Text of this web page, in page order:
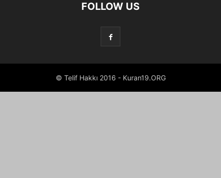
FOLLOW US
© Telif Hakkı 2016 - Kuran19.ORG